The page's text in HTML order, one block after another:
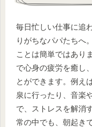
毎日忙しい仕事に追
りがちなパパたちへ
ことは簡単ではあり
で心身の疲労を癒し
とができます。例え
泉に行ったり、音楽
で、ストレスを解消
常の中でも、朝起き